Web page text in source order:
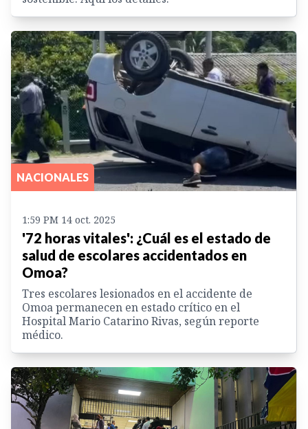
NACIONALES
1:59 PM 14 oct. 2025
'72 horas vitales': ¿Cuál es el estado de
salud de escolares accidentados en
Omoa?
Tres escolares lesionados en el accidente de
Omoa permanecen en estado crítico en el
Hospital Mario Catarino Rivas, según reporte
médico.